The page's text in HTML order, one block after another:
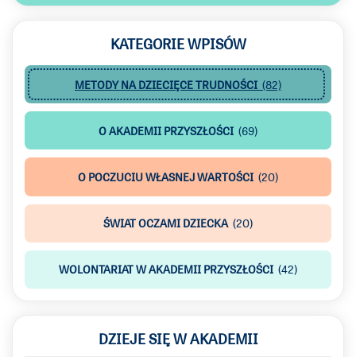
KATEGORIE WPISÓW
METODY NA DZIECIĘCE TRUDNOŚCI (82)
O AKADEMII PRZYSZŁOŚCI (69)
O POCZUCIU WŁASNEJ WARTOŚCI (20)
ŚWIAT OCZAMI DZIECKA (20)
WOLONTARIAT W AKADEMII PRZYSZŁOŚCI (42)
DZIEJE SIĘ W AKADEMII